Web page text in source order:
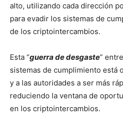
alto, utilizando cada dirección
para evadir los sistemas de
de los criptointercambios.
Esta “guerra de desgaste”
sistemas de cumplimiento está
y a las autoridades a ser más
reduciendo la ventana de
en los criptointercambios.